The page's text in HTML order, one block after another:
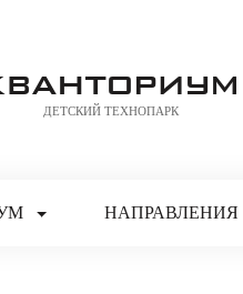
ДЕТСКИЙ ТЕХНОПАРК
НАПРАВЛЕНИЯ